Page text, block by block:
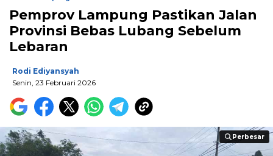
Pemprov Lampung Pastikan Jalan
Provinsi Bebas Lubang Sebelum
Lebaran
Rodi Ediyansyah
Senin, 23 Februari 2026
Perbesar
Perbesar